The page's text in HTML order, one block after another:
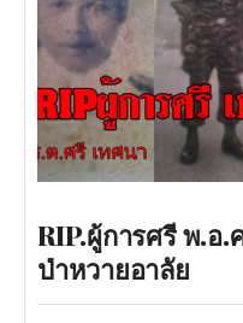
RIP.ผู้การศรี พ.อ
ป่าหวายอาลัย